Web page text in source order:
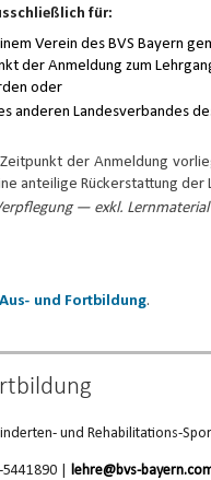
für:
Verein des BVS Bayern
der Anmeldung zum
oder
anderen Landesverbandes
der Anmeldung
anteilige Rückerstattung der
— exkl. Lernmaterial
und Fortbildung.
und Rehabilitations-
5441890 |lehre@bvs-